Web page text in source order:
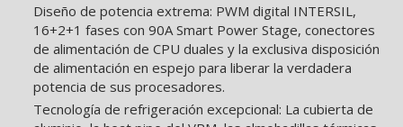
Diseño de potencia extrema: PWM digital INTERSIL,
16+2+1 fases con 90A Smart Power Stage, conectores
de alimentación de CPU duales y la exclusiva disposición
de alimentación en espejo para liberar la verdadera
potencia de sus procesadores.
Tecnología de refrigeración excepcional: La cubierta de